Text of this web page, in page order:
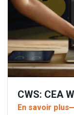
CWS: CEA
En savoir plus